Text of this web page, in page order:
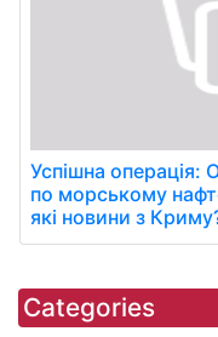
Успішна операція:
по морському
які новини з
Categories